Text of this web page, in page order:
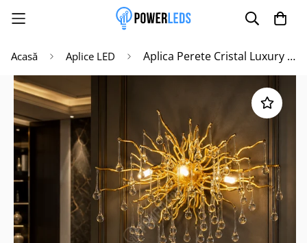
Acasă Aplice LED Aplica Perete Cristal Luxury Golden Tears
Poate mai târziu